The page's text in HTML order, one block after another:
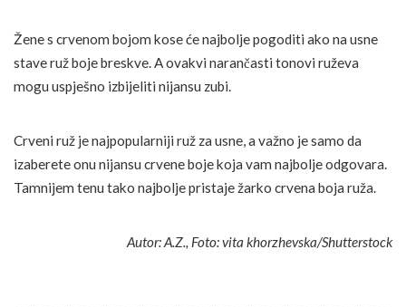
Žene s crvenom bojom kose će najbolje pogoditi ako na usne
stave ruž boje breskve. A ovakvi narančasti tonovi ruževa
mogu uspješno izbijeliti nijansu zubi.
Crveni ruž je najpopularniji ruž za usne, a važno je samo da
izaberete onu nijansu crvene boje koja vam najbolje odgovara.
Tamnijem tenu tako najbolje pristaje žarko crvena boja ruža.
Autor: A.Z., Foto: vita khorzhevska/Shutterstock